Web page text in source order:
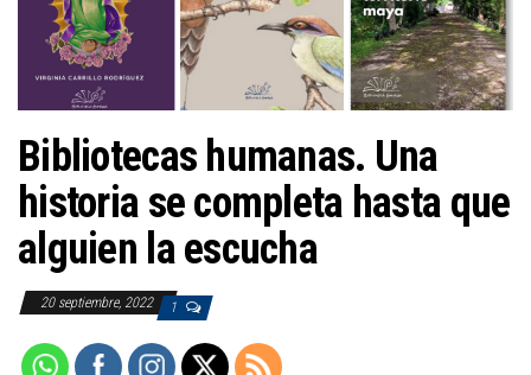
c
i
ó
Bibliotecas humanas. Una
historia se completa hasta que
alguien la escucha
20 septiembre, 2022 1